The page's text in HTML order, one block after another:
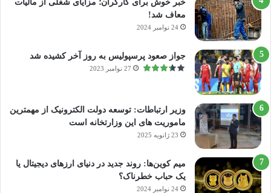
خبر خوش برای کارگران؛ مزایای شغلی از مالیات
معاف شد!
24 نوامبر 2024
جواز صعود پرسپولیس به روز آخر کشیده شد
27 نوامبر 2023
وزیر ارتباطات: توسعه دولت الکترونیک از مهمترین
ماموریت های این وزارتخانه است
23 ژانویه 2025
میم کوین‌ها: روند جدید در دنیای ارزهای دیجیتال یا
یک حباب خطرناک؟
24 نوامبر 2024